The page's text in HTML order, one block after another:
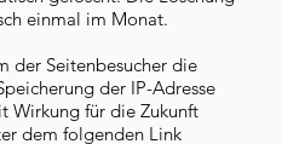
einmal im Monat.
der Seitenbesucher die
der IP-Adresse
Wirkung für die Zukunft
dem folgenden Link